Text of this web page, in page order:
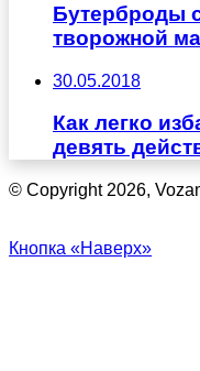
Бутерброды
творожной
30.05.2018
Как легко
девять
© Copyright 2026,
Кнопка «Наверх»